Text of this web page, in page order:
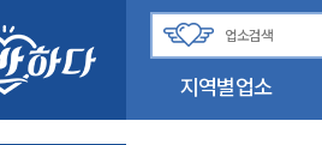
지역별업소